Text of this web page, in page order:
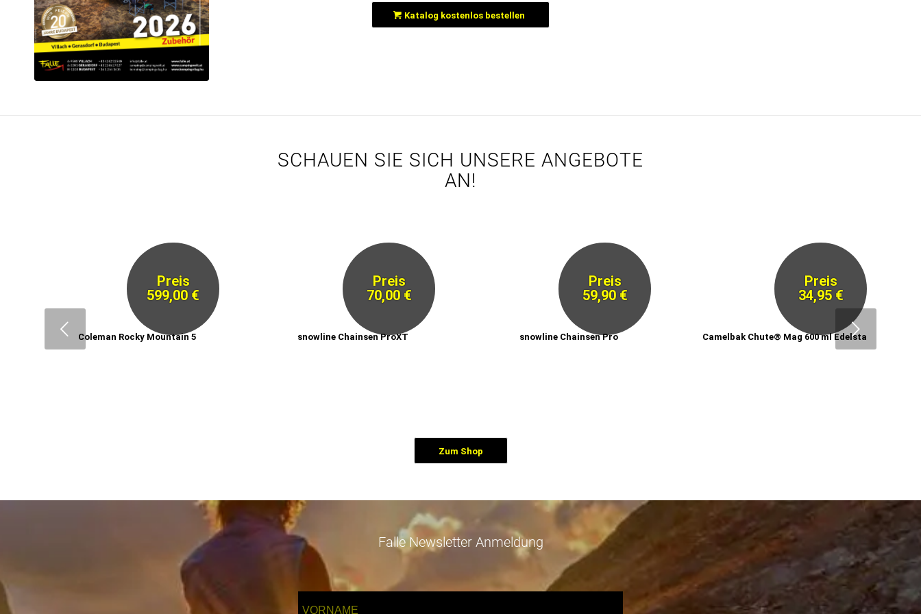
Katalog kostenlos bestellen
SCHAUEN SIE SICH UNSERE ANGEBOTE
AN!
Next
Preis
599,00 €
Coleman Rocky Mountain 5
Preis
70,00 €
snowline Chainsen ProXT
Preis
59,90 €
snowline Chainsen Pro
Preis
34,95 €
Camelbak Chute® Mag 600 ml
Zum Shop
Falle Newsletter Anmeldung